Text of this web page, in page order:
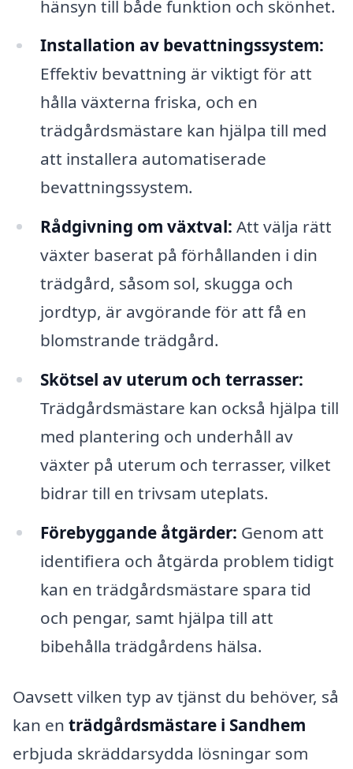
hänsyn till både funktion och skönhet.
Installation av bevattningssystem:
Effektiv bevattning är viktigt för att
hålla växterna friska, och en
trädgårdsmästare kan hjälpa till med
att installera automatiserade
bevattningssystem.
Rådgivning om växtval: Att välja rätt
växter baserat på förhållanden i din
trädgård, såsom sol, skugga och
jordtyp, är avgörande för att få en
blomstrande trädgård.
Skötsel av uterum och terrasser:
Trädgårdsmästare kan också hjälpa till
med plantering och underhåll av
växter på uterum och terrasser, vilket
bidrar till en trivsam uteplats.
Förebyggande åtgärder: Genom att
identifiera och åtgärda problem tidigt
kan en trädgårdsmästare spara tid
och pengar, samt hjälpa till att
bibehålla trädgårdens hälsa.
Oavsett vilken typ av tjänst du behöver, så
kan en trädgårdsmästare i Sandhem
erbjuda skräddarsydda lösningar som